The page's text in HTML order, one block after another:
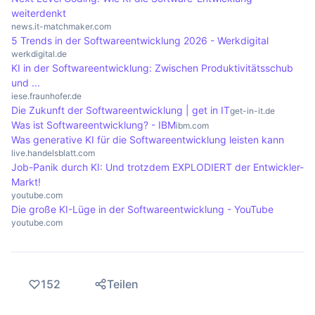
weiterdenkt
news.it-matchmaker.com
5 Trends in der Softwareentwicklung 2026 - Werkdigital
werkdigital.de
KI in der Softwareentwicklung: Zwischen Produktivitätsschub
und ...
iese.fraunhofer.de
Die Zukunft der Softwareentwicklung | get in ITget-in-it.de
Was ist Softwareentwicklung? - IBMibm.com
Was generative KI für die Softwareentwicklung leisten kann
live.handelsblatt.com
Job-Panik durch KI: Und trotzdem EXPLODIERT der Entwickler-
Markt!
youtube.com
Die große KI-Lüge in der Softwareentwicklung - YouTube
youtube.com
152 Teilen